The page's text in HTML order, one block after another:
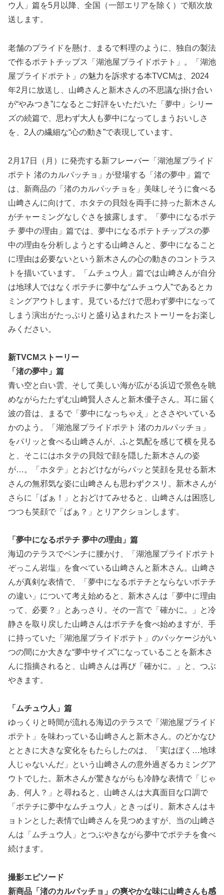
ウ人」篇を5月以降、全国（一部エリアを除く）で順次放
送します。
老舗のプライドを懸け、まるで料理のように、独自の製法
で作るポテトチップス「湖池屋プライドポテト」。「湖池
屋プライドポテト」の魅力を訴求する本TVCMは、2024
年2月に放送し、山﨑さんと新木さんの不思議な掛け合い
が“やみつき”になるとご好評をいただいた「夢中」シリー
ズの続篇で、思わず大人も夢中になってしまうおいしさ
を、2人の繊細な“心の動き”で表現しています。
2月17日（月）に発売する新フレーバー「湖池屋プライド
ポテト 渚のカルパッチョ」が登場する「渚の夢中」篇で
は、新商品の「渚のカルパッチョを」美味しそうに食べる
山﨑さんに向けて、ホタテの貝殻を両手に持った新木さん
がチャーミングなしぐさを披露します。「夢中になるポテ
チ 夢中の理由」篇では、夢中になるポテトチップスの夢
中の理由を分析しようとする山﨑さんと、夢中になること
に理由は必要ないという新木さんの心の動きのコントラス
トを描いています。「ムチュウ人」篇では山﨑さんが自分
は地球人ではなくポテチに夢中な“ムチュウ人”であるとカ
ミングアウトします。見ているだけで思わず夢中になって
しまう演出がたっぷりと盛り込まれたストーリーをお楽し
みください。
新TVCMストーリー
「渚の夢中」篇
青い空と白い雲、そして美しい海が広がる浜辺で景色を眺
めながらたたずむ山﨑賢人さんと新木優子さん。耳に届く
波の音は、まるで「夢中になっちゃえ」とささやいている
かのよう。「湖池屋プライドポテト 渚のカルパッチョ」
をパリッと食べる山﨑さんが、ふと気配を感じて横を見る
と、そこにはホタテの貝殻で顔を隠した新木さんの姿
が…。「ホタテ」とおどけながらパッと笑顔を見せる新木
さんの無邪気な姿に山﨑さんも思わずクスリ。新木さんが
さらに「ばぁ！」とおどけてみせると、山﨑さんは困惑し
つつも笑顔で「ばぁ？」とリアクションします。
「夢中になるポテチ 夢中の理由」篇
海辺のテラスでベンチに腰かけ、「湖池屋プライドポテト
ぞっこん岩塩」を食べている山﨑さんと新木さん。山﨑さ
んが真剣な表情で、「夢中になるポテチとならないポテチ
の違い」について考え始めると、新木さんは「夢中に理由
って、必要？」とあっさり。その一言で「確かに。」と冷
静さを取り戻した山﨑さんはポテチを食べ始めますが、手
に持っていた「湖池屋プライドポテト」のパッケージがい
つの間にか大きな“夢中サイズ”になっていることを新木さ
んに指摘されると、山﨑さんは再び「確かに。」と、つぶ
やきます。
「ムチュウ人」篇
ゆっくりと時間が流れる海辺のテラスで「湖池屋プライド
ポテト」を味わっている山﨑さんと新木さん。のどかなひ
とときに大きな変化をもたらしたのは、「実はぼく…地球
人じゃないんだ」という山﨑さんの意外過ぎるカミングア
ウトでした。新木さんが驚きながらも冷静な表情で「じゃ
あ、何人？」と尋ねると、山﨑さんは大真面目な口調で
「ポテチに夢中なムチュウ人」ときっぱり。新木さんはキ
ョトンとした表情で山﨑さんを見つめますが、当の山﨑さ
んは「ムチュウ人」とつぶやきながら夢中でポテチを食べ
続けます。
撮影エピソード
新商品「渚のカルパッチョ」の爽やかな味に山﨑さんも感